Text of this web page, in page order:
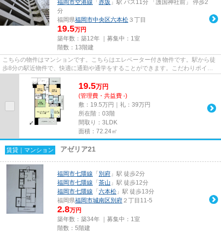
福岡市空港線 「 赤坂 」駅 バス11分 「護国神社前」 停歩2
分
福岡県福岡市中央区六本松 ３丁目
19.5万円
築年数：築12年 ｜募集中： 1室
階数：13階建
こちらの物件はマンションです。こちらはエレベーター付き物件です。駅から徒
歩8分の駅近物件で、快適に通勤や通学をすることができます。こだわりポイン
ト満載のサーパス赤坂マスター...
19.5万円
(管理費・共益費 -)
敷：19.5万円｜礼：39万円
所在階：03階
間取り：3LDK
面積：72.24㎡
賃貸｜マンション アゼリア21
福岡市七隈線 「 別府 」駅 徒歩2分
福岡市七隈線 「 茶山 」駅 徒歩12分
福岡市七隈線 「 六本松 」駅 徒歩13分
福岡県福岡市城南区別府 ２丁目11-5
2.8万円
築年数：築34年 ｜募集中： 1室
階数：5階建